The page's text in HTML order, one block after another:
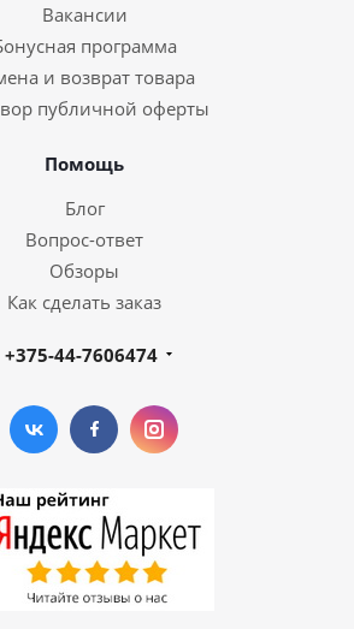
Вакансии
программа
и возврат товара
публичной оферты
Помощь
Блог
Вопрос-ответ
Обзоры
Как сделать заказ
+375-44-7606474